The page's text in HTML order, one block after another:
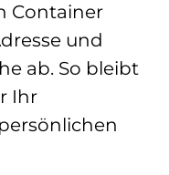
Container
und
ab. So bleibt
Ihr